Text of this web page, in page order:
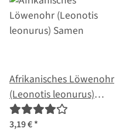
Afrikanisches Löwenohr
(Leonotis leonurus)
Samen
3,19 €*